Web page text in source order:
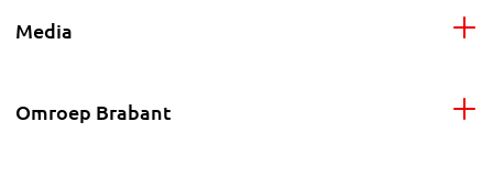
Media
Omroep Brabant